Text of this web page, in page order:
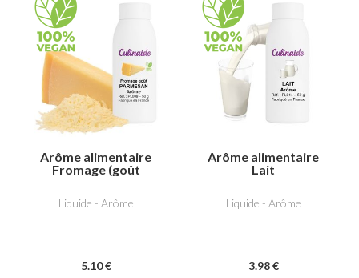
Arôme alimentaire
Fromage (goût
Liquide - Arôme
5.10 €
Arôme alimentaire
Lait
Liquide - Arôme
3.98 €